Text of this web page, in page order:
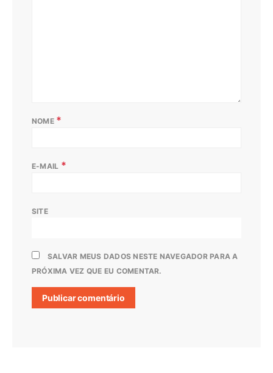
NOME *
E-MAIL *
SITE
SALVAR MEUS DADOS NESTE NAVEGADOR PARA A
PRÓXIMA VEZ QUE EU COMENTAR.